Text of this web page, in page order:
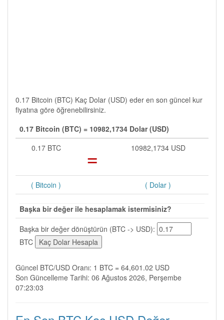
0.17 Bitcoin (BTC) Kaç Dolar (USD) eder en son güncel kur
fiyatına göre öğrenebilirsiniz.
0.17 Bitcoin (BTC) = 10982,1734 Dolar (USD)
0.17 BTC
= 10982,1734 USD
( Bitcoin ) ( Dolar )
Başka bir değer ile hesaplamak istermisiniz?
Başka bir değer dönüştürün (BTC -> USD):
BTC
Güncel BTC/USD Oranı: 1 BTC = 64,601.02 USD
Son Güncelleme Tarihi: 06 Ağustos 2026, Perşembe
07:23:03